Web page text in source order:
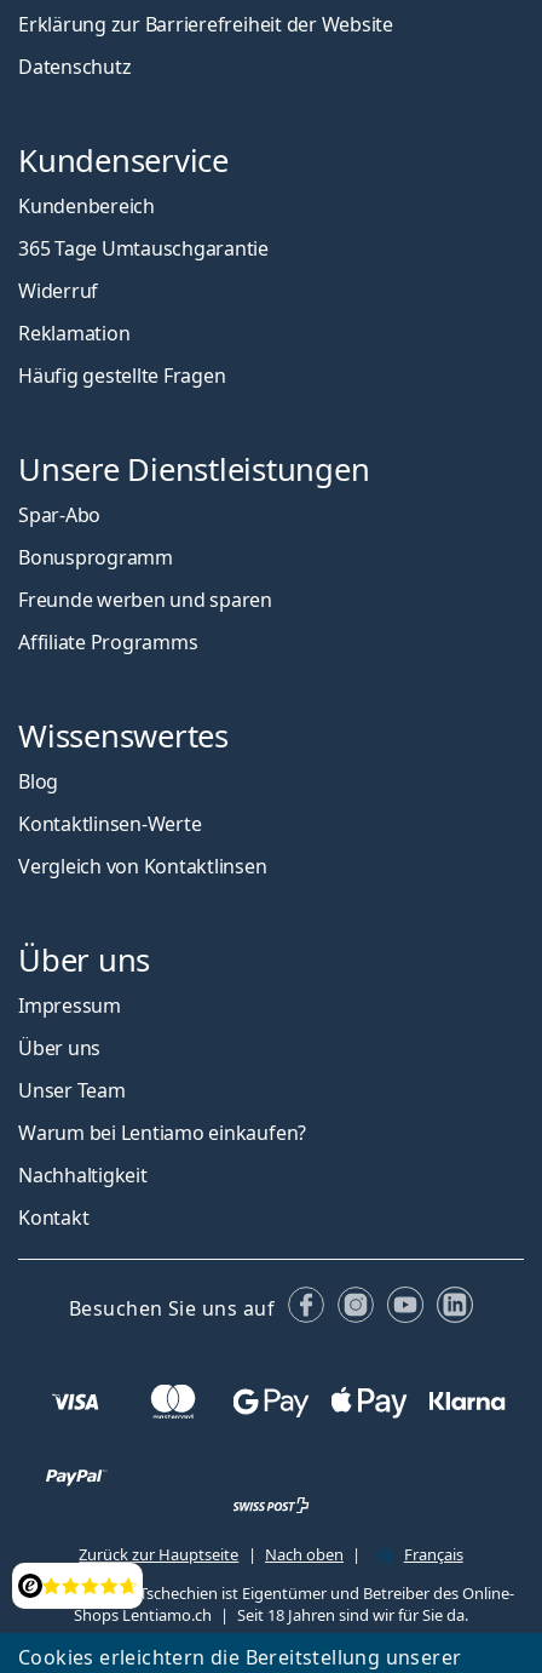
Cookies erleichtern die Bereitstellung unserer
Bewertung
Erklärung zur Barrierefreiheit der Website
Datenschutz
Kundenservice
Kundenbereich
365 Tage Umtauschgarantie
Widerruf
Reklamation
Häufig gestellte Fragen
Unsere Dienstleistungen
Spar-Abo
Bonusprogramm
Freunde werben und sparen
Affiliate Programms
Wissenswertes
Blog
Kontaktlinsen-Werte
Vergleich von Kontaktlinsen
Über uns
Impressum
Über uns
Unser Team
Warum bei Lentiamo einkaufen?
Nachhaltigkeit
Kontakt
Besuchen Sie uns auf FacebookInstagram
YouTube
Zurück zur Hauptseite Nach oben
Français
Lentiamo s.r.o., Tschechien ist Eigentümer und Betreiber des Online-
Shops Lentiamo.ch
Seit 18 Jahren sind wir für Sie da.